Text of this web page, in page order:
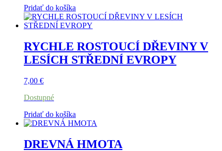
Pridať do košíka
RYCHLE ROSTOUCÍ DŘEVINY V
LESÍCH STŘEDNÍ EVROPY
7,00 €
Dostupné
Pridať do košíka
DREVNÁ HMOTA